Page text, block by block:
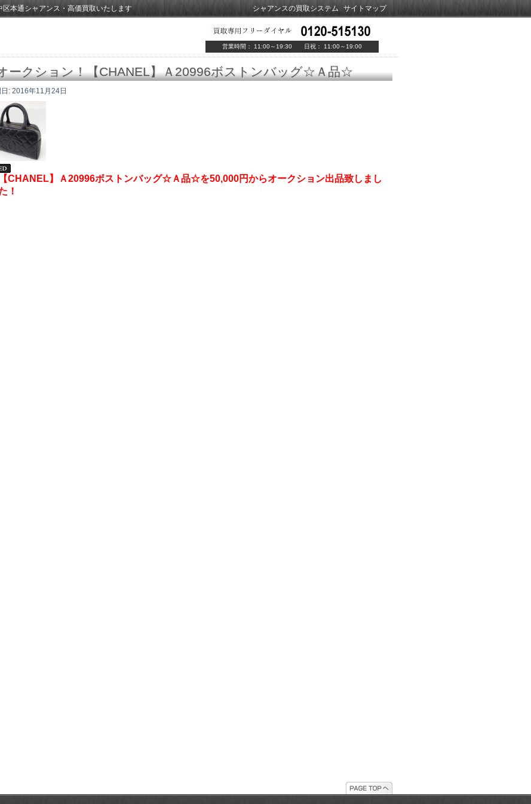
シャアンスの買取システム サイトマップ
本通シャアンス・高価買取いたします
営業時間： 11:00～19:30 日祝： 11:00～19:00
ークション！【CHANEL】Ａ20996ボストンバッグ☆Ａ品☆
: 2016年11月24日
【CHANEL】Ａ20996ボストンバッグ☆Ａ品☆を50,000円からオークション出品致しまし
！